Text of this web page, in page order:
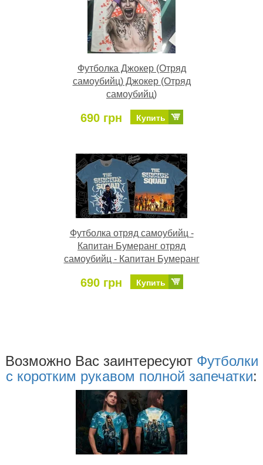
Футболка Джокер (Отряд
самоубийц) Джокер (Отряд
самоубийц)
690 грн Купить
Футболка отряд самоубийц -
Капитан Бумеранг отряд
самоубийц - Капитан Бумеранг
690 грн Купить
Возможно Ваc заинтересуют Футболки
с коротким рукавом полной запечатки: